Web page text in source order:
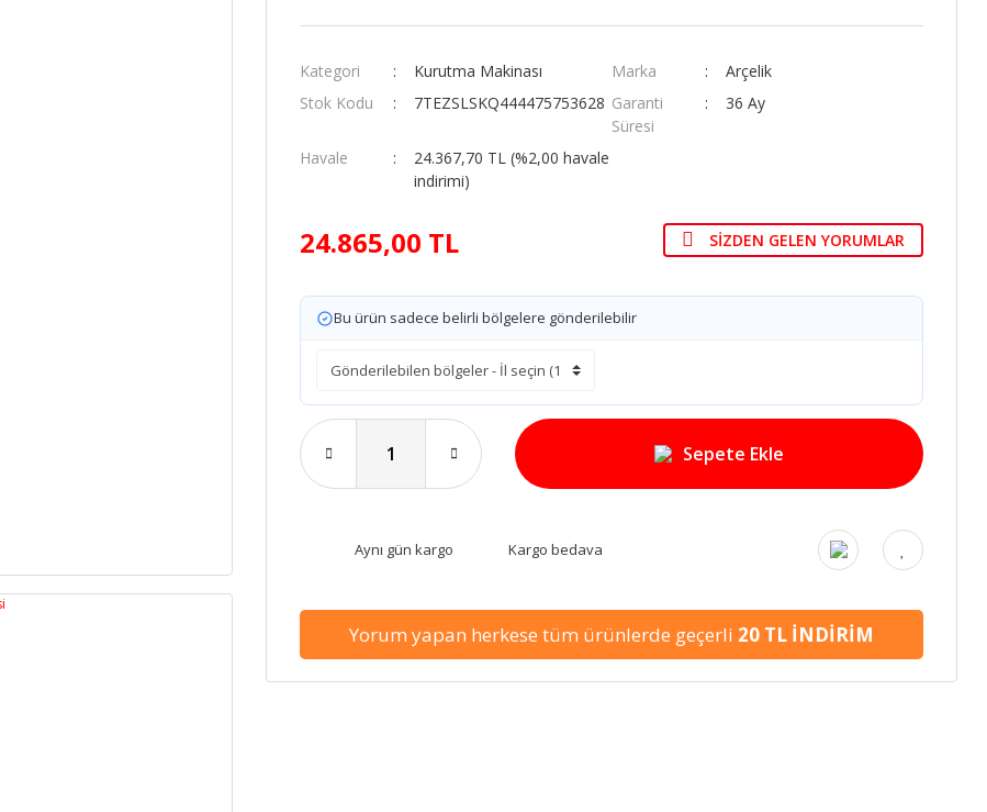
Kategori Kurutma Makinası Marka
Arçelik
Stok Kodu
7TEZSLSKQ444475753628 Garanti
Süresi
36 Ay
Havale
24.367,70 TL (%2,00 havale
indirimi)
24.865,00 TL SIZDEN GELEN YORUMLAR
Bu ürün sadece belirli bölgelere gönderilebilir
Sepete Ekle
Aynı gün kargo Kargo bedava
Yorum yapan herkese tüm ürünlerde geçerli 20 TL İNDİRİM